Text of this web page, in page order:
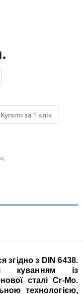
Купити за 1 клiк
згідно з DIN 6438.
куванням із
сталі Cr-Mo.
технологією,